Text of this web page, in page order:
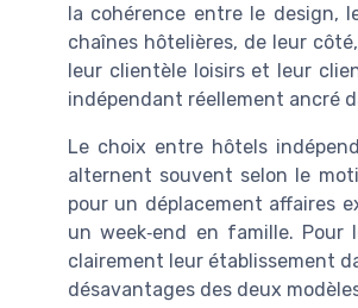
la cohérence entre le design,
chaînes hôtelières, de leur
leur clientèle loisirs et leur
indépendant réellement ancré
Le choix entre hôtels
alternent souvent selon le
pour un déplacement affaires
un week‑end en famille.
clairement leur établissement
désavantages des deux